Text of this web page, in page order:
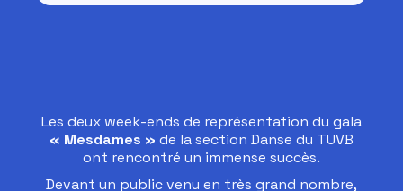
Les deux week-ends de représentation du gala
« Mesdames » de la section Danse du TUVB
ont rencontré un immense succès.
Devant un public venu en très grand nombre,